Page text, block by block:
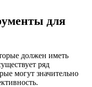
для
должен иметь
ряд
могут значительно